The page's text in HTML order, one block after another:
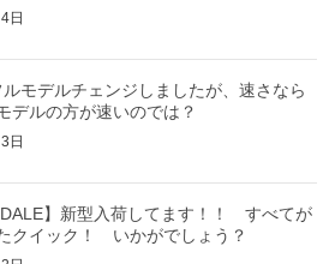
日
ルモデルチェンジしましたが、速さなら
デルの方が速いのでは？
日
】新型入荷してます！！ すべてが
クイック！ いかがでしょう？